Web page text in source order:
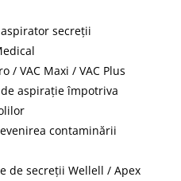
secreții
/ VAC Maxi / VAC Plus
aspirație împotriva
contaminării
de secreții Wellell / Apex